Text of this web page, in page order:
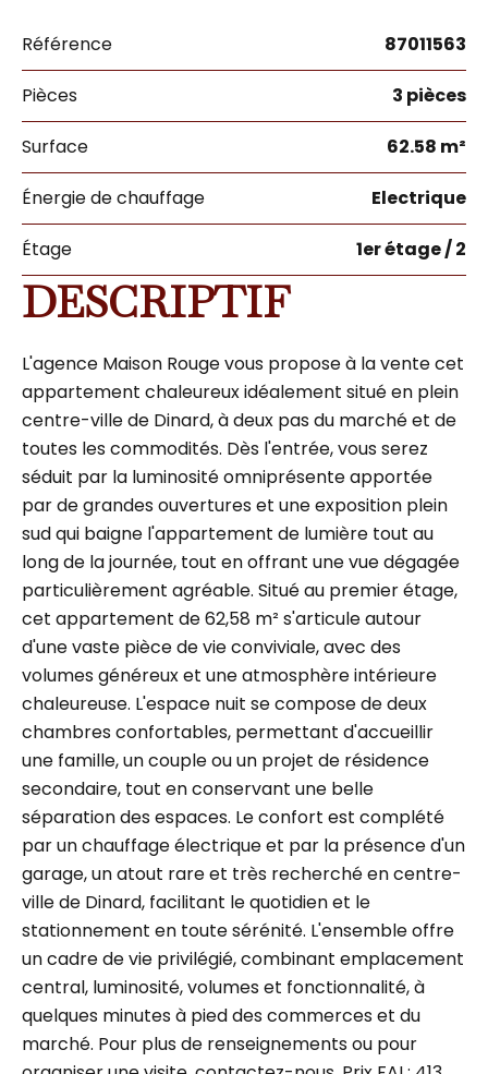
Référence 87011563
Pièces 3 pièces
Surface 62.58 m²
Énergie de chauffage Electrique
Étage 1er étage / 2
DESCRIPTIF
L'agence Maison Rouge vous propose à la vente cet
appartement chaleureux idéalement situé en plein
centre-ville de Dinard, à deux pas du marché et de
toutes les commodités. Dès l'entrée, vous serez
séduit par la luminosité omniprésente apportée
par de grandes ouvertures et une exposition plein
sud qui baigne l'appartement de lumière tout au
long de la journée, tout en offrant une vue dégagée
particulièrement agréable. Situé au premier étage,
cet appartement de 62,58 m² s'articule autour
d'une vaste pièce de vie conviviale, avec des
volumes généreux et une atmosphère intérieure
chaleureuse. L'espace nuit se compose de deux
chambres confortables, permettant d'accueillir
une famille, un couple ou un projet de résidence
secondaire, tout en conservant une belle
séparation des espaces. Le confort est complété
par un chauffage électrique et par la présence d'un
garage, un atout rare et très recherché en centre-
ville de Dinard, facilitant le quotidien et le
stationnement en toute sérénité. L'ensemble offre
un cadre de vie privilégié, combinant emplacement
central, luminosité, volumes et fonctionnalité, à
quelques minutes à pied des commerces et du
marché. Pour plus de renseignements ou pour